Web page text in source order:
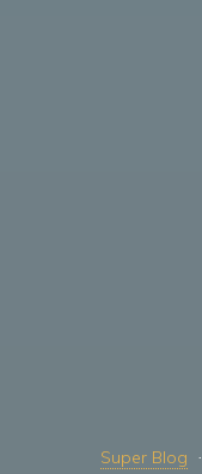
Super Blog